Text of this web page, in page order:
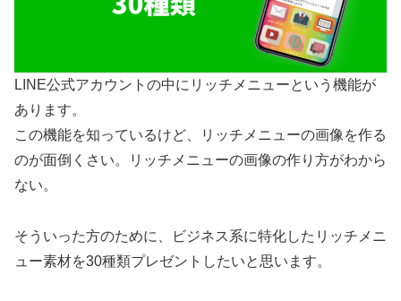
LINE公式アカウントの中にリッチメニューという機能が
あります。
この機能を知っているけど、リッチメニューの画像を作る
のが面倒くさい。リッチメニューの画像の作り方がわから
ない。
そういった方のために、ビジネス系に特化したリッチメニ
ュー素材を30種類プレゼントしたいと思います。